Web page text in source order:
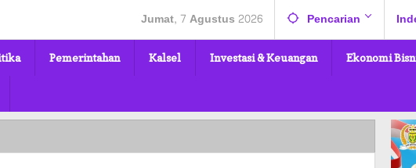
Jumat, 7 Agustus 2026 Pencarian
Pemerintahan Kalsel Investasi & Keuangan Ekonomi